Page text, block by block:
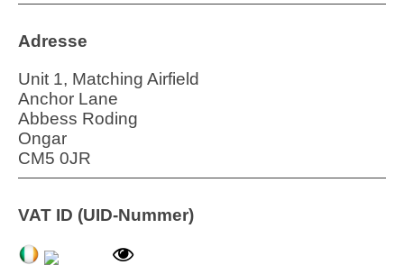
Adresse
Unit 1, Matching Airfield
Anchor Lane
Abbess Roding
Ongar
CM5 0JR
VAT ID (UID-Nummer)